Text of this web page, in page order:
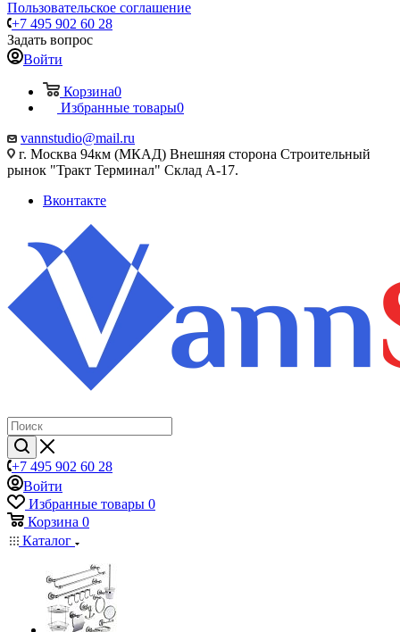
Пользовательское соглашение
+7 495 902 60 28
Задать вопрос
Войти
Корзина0
Избранные товары0
vannstudio@mail.ru
г. Москва 94км (МКАД) Внешняя сторона Строительный
рынок "Тракт Терминал" Склад А-17.
Вконтакте
+7 495 902 60 28
Войти
Избранные товары 0
Корзина 0
Каталог